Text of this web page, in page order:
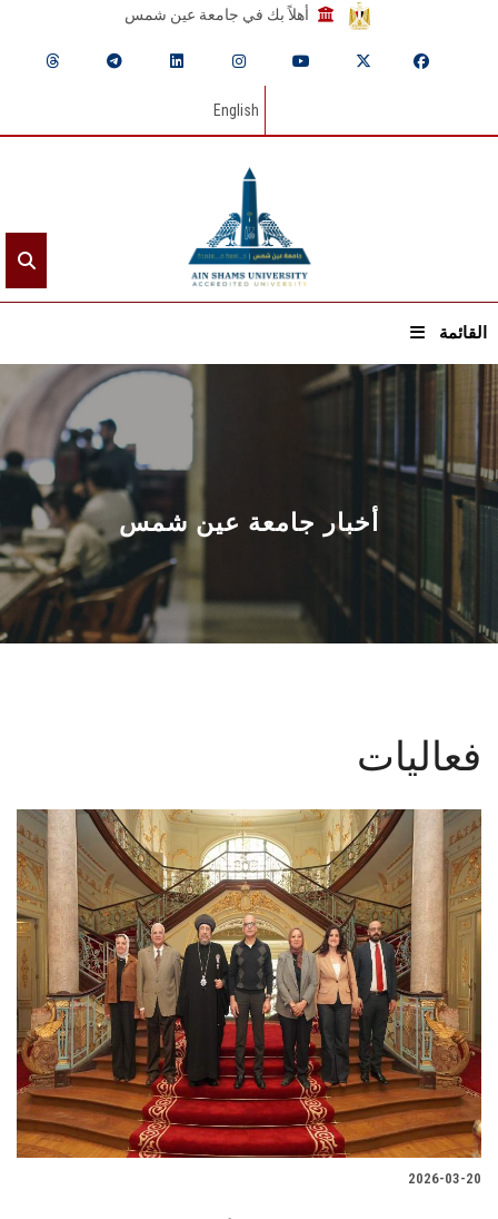
أهلاً بك في جامعة عين شمس
English
القائمة
الرئيسيـة
عن الجامعة
القطاعـات
الشئون الأكاديمية
البحث العلمي
الأنظمة الذكية
الإعلام
تواصل معنا
الطلاب
هيئة التدريس
الدراسات العليا
أخبار جامعة عين شمس
فعاليات
2026-03-20